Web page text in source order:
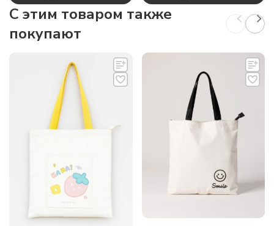
C этим товаром также
покупают